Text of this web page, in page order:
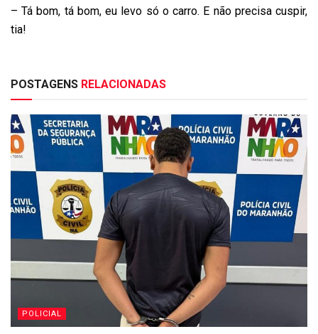
– Tá bom, tá bom, eu levo só o carro. E não precisa cuspir,
tia!
POSTAGENS RELACIONADAS
POLICIAL